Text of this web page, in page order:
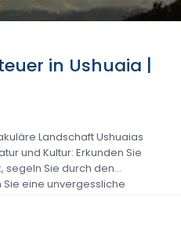
in Ushuaia |
Landschaft Ushuaias
und Kultur: Erkunden Sie
segeln Sie durch den
eine unvergessliche